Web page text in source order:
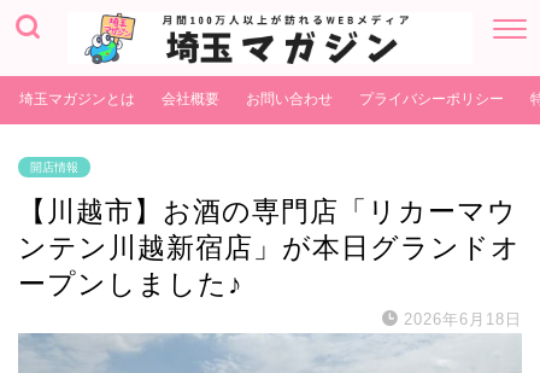
埼玉マガジンとは 会社概要 お問い合わせ プライバシーポリシー
開店情報
【川越市】お酒の専門店「リカーマウ
ンテン川越新宿店」が本日グランドオ
ープンしました♪
2026年6月18日